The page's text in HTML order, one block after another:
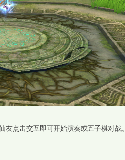
点击交互即可开始演奏或五子棋对战。